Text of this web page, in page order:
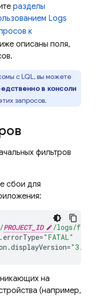
разделы
Logs
к
описаны поля,
с LQL, вы можете
в консоли
запросов.
фильтров
сбои для
PROJECT_ID
/logs/
. errorType="FATAL"
.displayVersion="3.2.0"
на
(например,